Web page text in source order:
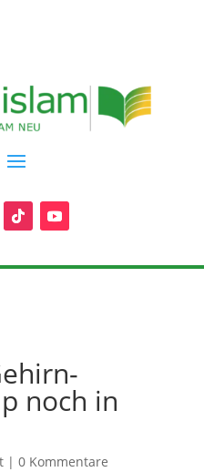
noch in
| 0 Kommentare